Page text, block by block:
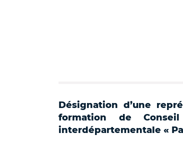
Désignation d’une
formation de
interdépartementale «